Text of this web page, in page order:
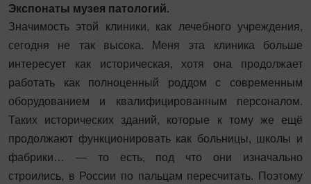
Экспонаты музея патологий.
Значимость этой клиники, как лечебного учреждения,
сегодня не так высока. Меня эта клиника больше
интересует как историческая, хотя она продолжает
работать как полноценный роддом с современным
оборудованием и квалифицированным персоналом.
Таких исторических зданий, которые к тому же ещё
продолжают функционировать как больницы, школы и
фабрики… — то есть, под что они изначально
строились, в России по пальцам пересчитать. Поэтому